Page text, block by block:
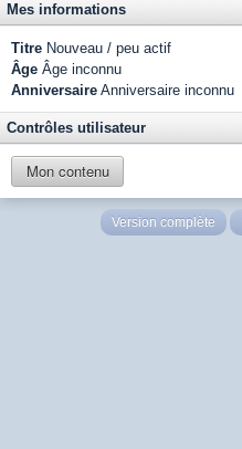
Mes informations
Titre Nouveau / peu actif
Âge Âge inconnu
Anniversaire Anniversaire inconnu
Contrôles utilisateur
Mon contenu
Version complète